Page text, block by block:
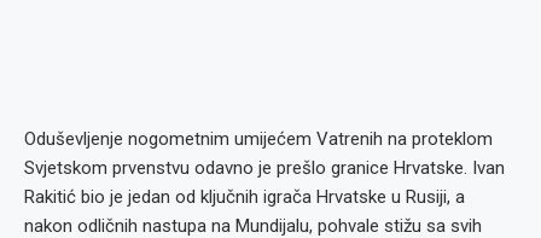
Oduševljenje nogometnim umijećem Vatrenih na proteklom
Svjetskom prvenstvu odavno je prešlo granice Hrvatske. Ivan
Rakitić bio je jedan od ključnih igrača Hrvatske u Rusiji, a
nakon odličnih nastupa na Mundijalu, pohvale stižu sa svih